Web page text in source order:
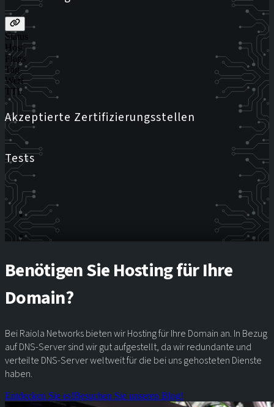
Status
Host
Flags
Tag
Wert
TTL
Akzeptierte Zertifizierungsstellen
Tests
Benötigen Sie Hosting für Ihre
Domain?
Bei Raiola Networks bieten wir Hosting für Ihre Domain an. In Bezug
auf DNS-Server sind wir gut aufgestellt, da wir redundante und
verteilte DNS-Server weltweit für die bei uns gehosteten Dienste
haben.
Entdecken Sie es!Besuchen Sie unseren Blog!